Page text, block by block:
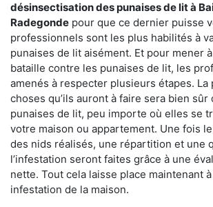
désinsectisation des punaises de lit à
Radegonde pour que ce dernier puisse
professionnels sont les plus habilités à
punaises de lit aisément. Et pour mener
bataille contre les punaises de lit, les
amenés à respecter plusieurs étapes. La
choses qu’ils auront à faire sera bien sûr
punaises de lit, peu importe où elles se
votre maison ou appartement. Une fois
des nids réalisés, une répartition et une
l’infestation seront faites grâce à une
nette. Tout cela laisse place maintenant
infestation de la maison.